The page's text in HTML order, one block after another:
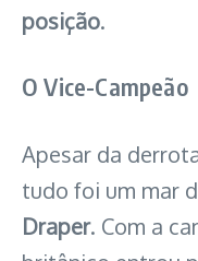
posição.
O Vice-Campeão
Apesar da
tudo foi um mar
Draper. Com a